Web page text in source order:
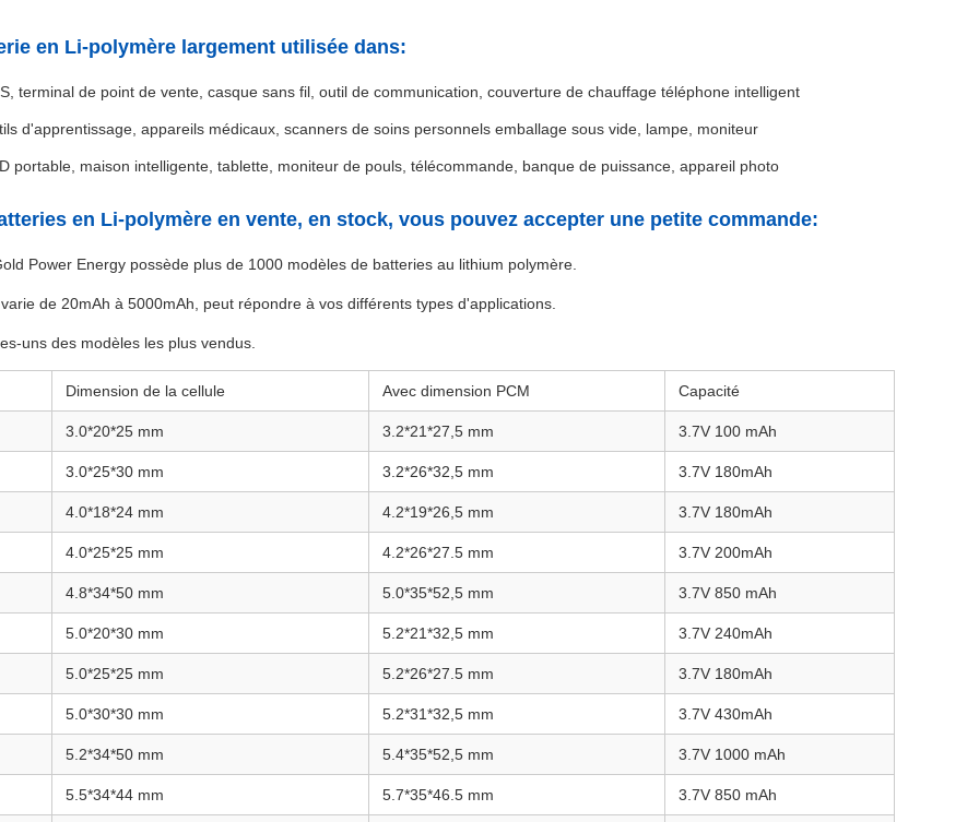
en Li-polymère largement utilisée dans:
terminal de point de vente, casque sans fil, outil de communication, couverture de chauffage téléphone intelligent
d'apprentissage, appareils médicaux, scanners de soins personnels emballage sous vide, lampe, moniteur
portable, maison intelligente, tablette, moniteur de pouls, télécommande, banque de puissance, appareil photo
en Li-polymère en vente, en stock, vous pouvez accepter une petite commande:
Power Energy possède plus de 1000 modèles de batteries au lithium polymère.
de 20mAh à 5000mAh, peut répondre à vos différents types d'applications.
uns des modèles les plus vendus.
Dimension de la cellule Avec dimension PCM Capacité
3.0*20*25 mm 3.2*21*27,5 mm 3.7V 100 mAh
3.0*25*30 mm 3.2*26*32,5 mm 3.7V 180mAh
4.0*18*24 mm 4.2*19*26,5 mm 3.7V 180mAh
4.0*25*25 mm 4.2*26*27.5 mm 3.7V 200mAh
4.8*34*50 mm 5.0*35*52,5 mm 3.7V 850 mAh
5.0*20*30 mm 5.2*21*32,5 mm 3.7V 240mAh
5.0*25*25 mm 5.2*26*27.5 mm 3.7V 180mAh
5.0*30*30 mm 5.2*31*32,5 mm 3.7V 430mAh
5.2*34*50 mm 5.4*35*52,5 mm 3.7V 1000 mAh
5.5*34*44 mm 5.7*35*46.5 mm 3.7V 850 mAh